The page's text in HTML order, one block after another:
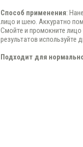
Способ применения:
лицо и шею. Аккуратно
Смойте и промокните
результатов используйте
Подходит для